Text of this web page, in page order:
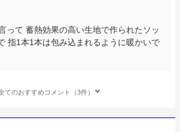
って 蓄熱効果の高い生地で作られたソッ
指1本1本は包み込まれるように暖かいで
てのおすすめコメント（3件）